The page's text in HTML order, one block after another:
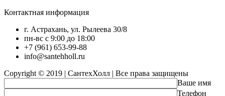
Контактная информация
г. Астрахань, ул. Рылеева 30/8
пн-вс с 9:00 до 18:00
+7 (961) 653-99-88
info@santehholl.ru
Copyright © 2019 | СантехХолл | Все права защищены
Ваше имя
Телефон